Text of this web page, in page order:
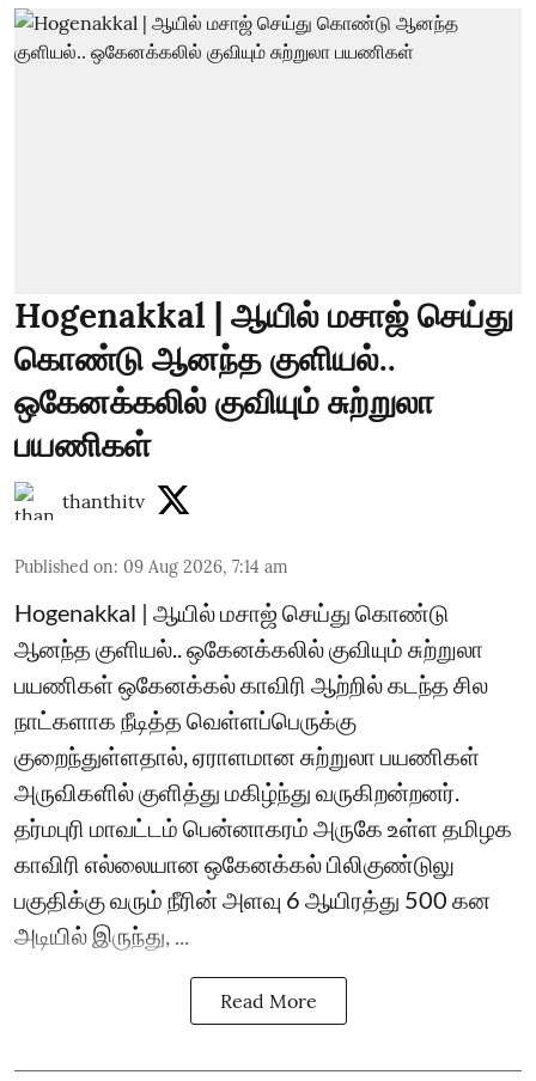
Hogenakkal | ஆயில் மசாஜ் செய்து
கொண்டு ஆனந்த குளியல்..
ஒகேனக்கலில் குவியும் சுற்றுலா
பயணிகள்
thanthitv
Published on: 09 Aug 2026, 7:14 am
Hogenakkal | ஆயில் மசாஜ் செய்து கொண்டு
ஆனந்த குளியல்.. ஒகேனக்கலில் குவியும் சுற்றுலா
பயணிகள் ஒகேனக்கல் காவிரி ஆற்றில் கடந்த சில
நாட்களாக நீடித்த வெள்ளப்பெருக்கு
குறைந்துள்ளதால், ஏராளமான சுற்றுலா பயணிகள்
அருவிகளில் குளித்து மகிழ்ந்து வருகிறன்றனர்.
தர்மபுரி மாவட்டம் பென்னாகரம் அருகே உள்ள தமிழக
காவிரி எல்லையான ஒகேனக்கல் பிலிகுண்டுலு
பகுதிக்கு வரும் நீரின் அளவு 6 ஆயிரத்து 500 கன
அடியில் இருந்து, ...
Read More